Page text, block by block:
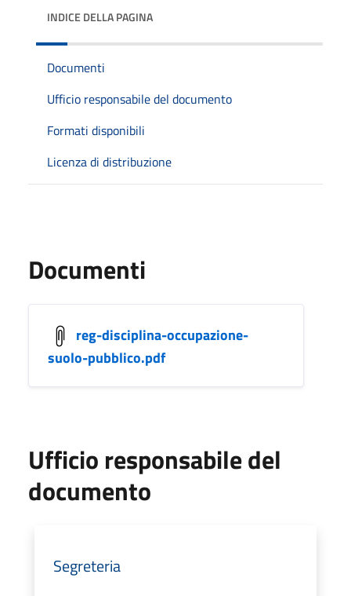
INDICE DELLA PAGINA
Documenti
Ufficio responsabile del documento
Formati disponibili
Licenza di distribuzione
Documenti
reg-disciplina-occupazione-
suolo-pubblico.pdf
Ufficio responsabile del
documento
Segreteria